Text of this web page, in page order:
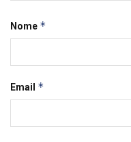
Nome *
Email *